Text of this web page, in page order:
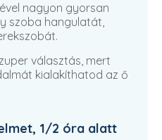
nagyon gyorsan
szoba hangulatát,
választás, mert
kialakíthatod az ő
1/2 óra alatt